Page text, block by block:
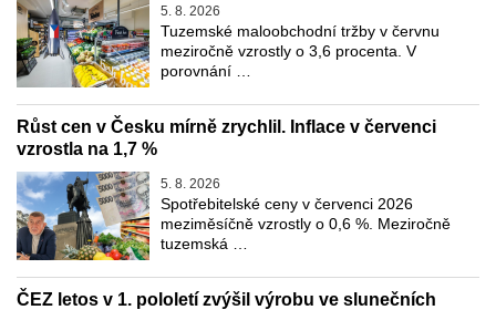
5. 8. 2026
Tuzemské maloobchodní tržby v červnu
meziročně vzrostly o 3,6 procenta. V
porovnání …
Růst cen v Česku mírně zrychlil. Inflace v červenci
vzrostla na 1,7 %
5. 8. 2026
Spotřebitelské ceny v červenci 2026
meziměsíčně vzrostly o 0,6 %. Meziročně
tuzemská …
ČEZ letos v 1. pololetí zvýšil výrobu ve slunečních